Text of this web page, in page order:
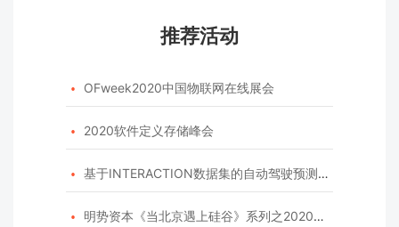
推荐活动
 OFweek2020中国物联网在线展会
 2020软件定义存储峰会
 基于INTERACTION数据集的自动驾驶预测模型挑战赛
 明势资本《当北京遇上硅谷》系列之2020年度开源峰会